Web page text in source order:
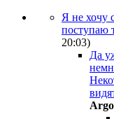
Я не хочу
поступаю
20:03)
Да